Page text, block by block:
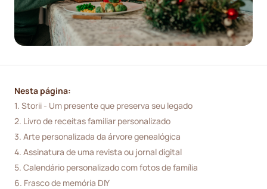
Nesta página:
1. Storii - Um presente que preserva seu legado
2. Livro de receitas familiar personalizado
3. Arte personalizada da árvore genealógica
4. Assinatura de uma revista ou jornal digital
5. Calendário personalizado com fotos de família
6. Frasco de memória DIY